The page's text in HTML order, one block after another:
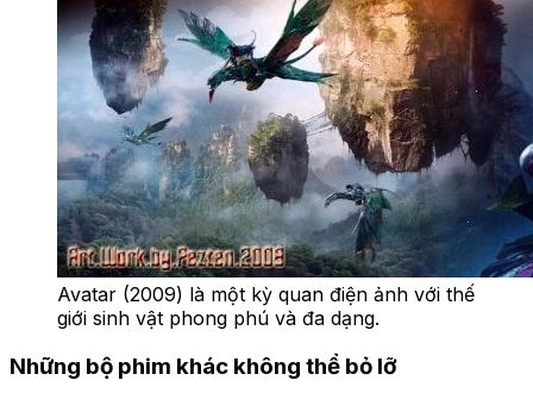
Avatar (2009) là một kỳ quan điện ảnh với thế
giới sinh vật phong phú và đa dạng.
Những bộ phim khác không thể bỏ lỡ